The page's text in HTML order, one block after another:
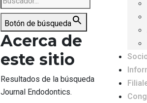
Botón de búsqueda
Acerca de
este sitio
Resultados de la búsqueda
Journal Endodontics.